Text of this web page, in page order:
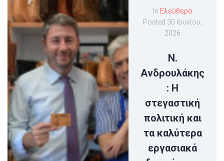
In Ελεύθερο
Posted 30 Ιουνίου,
2026
Ν.
Ανδρουλάκης
: Η
στεγαστική
πολιτική και
τα καλύτερα
εργασιακά